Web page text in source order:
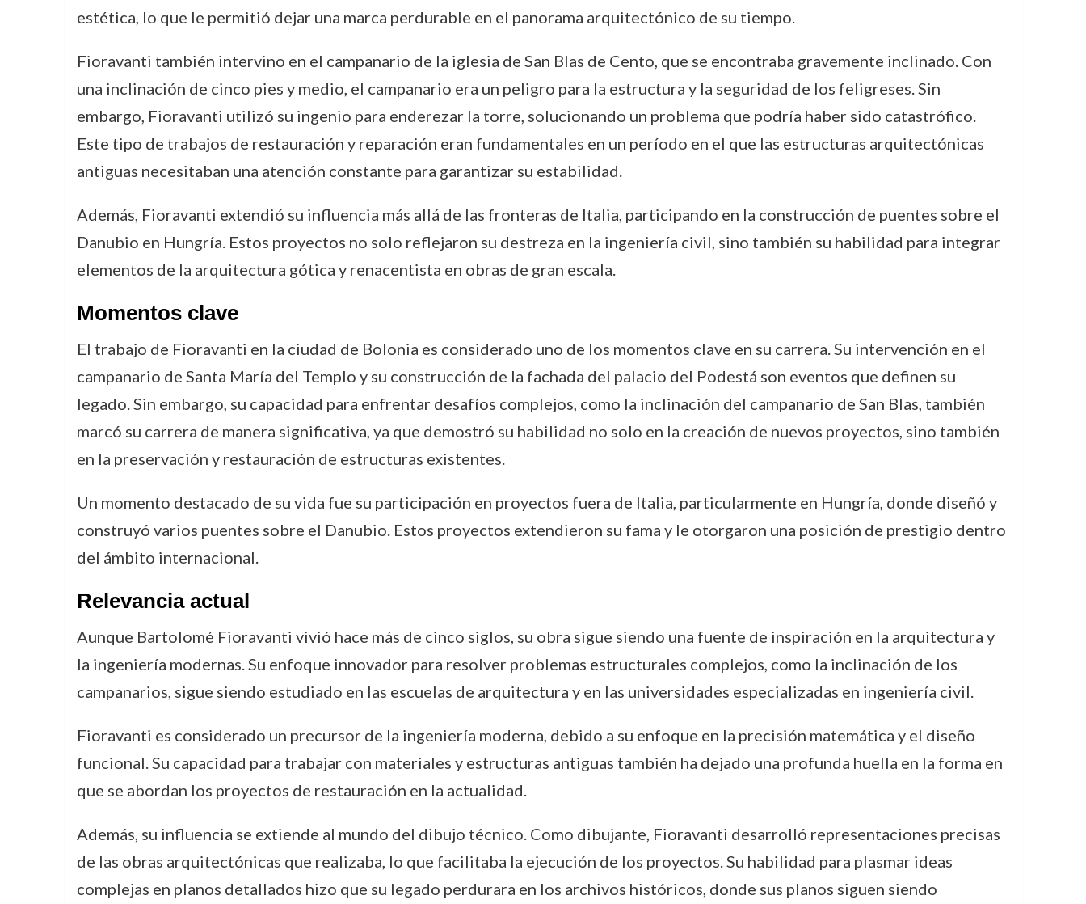
estética, lo que le permitió dejar una marca perdurable en el panorama arquitectónico de su tiempo.
Fioravanti también intervino en el campanario de la iglesia de San Blas de Cento, que se encontraba gravemente inclinado. Con
una inclinación de cinco pies y medio, el campanario era un peligro para la estructura y la seguridad de los feligreses. Sin
embargo, Fioravanti utilizó su ingenio para enderezar la torre, solucionando un problema que podría haber sido catastrófico.
Este tipo de trabajos de restauración y reparación eran fundamentales en un período en el que las estructuras arquitectónicas
antiguas necesitaban una atención constante para garantizar su estabilidad.
Además, Fioravanti extendió su influencia más allá de las fronteras de Italia, participando en la construcción de puentes sobre el
Danubio en Hungría. Estos proyectos no solo reflejaron su destreza en la ingeniería civil, sino también su habilidad para integrar
elementos de la arquitectura gótica y renacentista en obras de gran escala.
Momentos clave
El trabajo de Fioravanti en la ciudad de Bolonia es considerado uno de los momentos clave en su carrera. Su intervención en el
campanario de Santa María del Templo y su construcción de la fachada del palacio del Podestá son eventos que definen su
legado. Sin embargo, su capacidad para enfrentar desafíos complejos, como la inclinación del campanario de San Blas, también
marcó su carrera de manera significativa, ya que demostró su habilidad no solo en la creación de nuevos proyectos, sino también
en la preservación y restauración de estructuras existentes.
Un momento destacado de su vida fue su participación en proyectos fuera de Italia, particularmente en Hungría, donde diseñó y
construyó varios puentes sobre el Danubio. Estos proyectos extendieron su fama y le otorgaron una posición de prestigio dentro
del ámbito internacional.
Relevancia actual
Aunque Bartolomé Fioravanti vivió hace más de cinco siglos, su obra sigue siendo una fuente de inspiración en la arquitectura y
la ingeniería modernas. Su enfoque innovador para resolver problemas estructurales complejos, como la inclinación de los
campanarios, sigue siendo estudiado en las escuelas de arquitectura y en las universidades especializadas en ingeniería civil.
Fioravanti es considerado un precursor de la ingeniería moderna, debido a su enfoque en la precisión matemática y el diseño
funcional. Su capacidad para trabajar con materiales y estructuras antiguas también ha dejado una profunda huella en la forma en
que se abordan los proyectos de restauración en la actualidad.
Además, su influencia se extiende al mundo del dibujo técnico. Como dibujante, Fioravanti desarrolló representaciones precisas
de las obras arquitectónicas que realizaba, lo que facilitaba la ejecución de los proyectos. Su habilidad para plasmar ideas
complejas en planos detallados hizo que su legado perdurara en los archivos históricos, donde sus planos siguen siendo